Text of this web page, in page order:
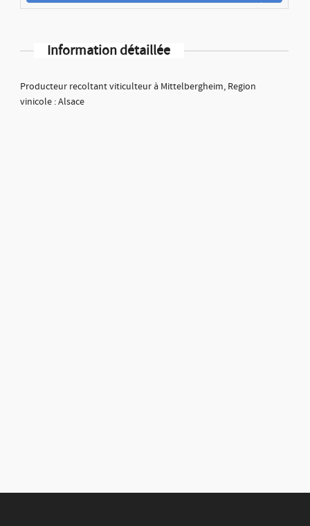
Information détaillée
Producteur recoltant viticulteur à Mittelbergheim, Region
vinicole : Alsace